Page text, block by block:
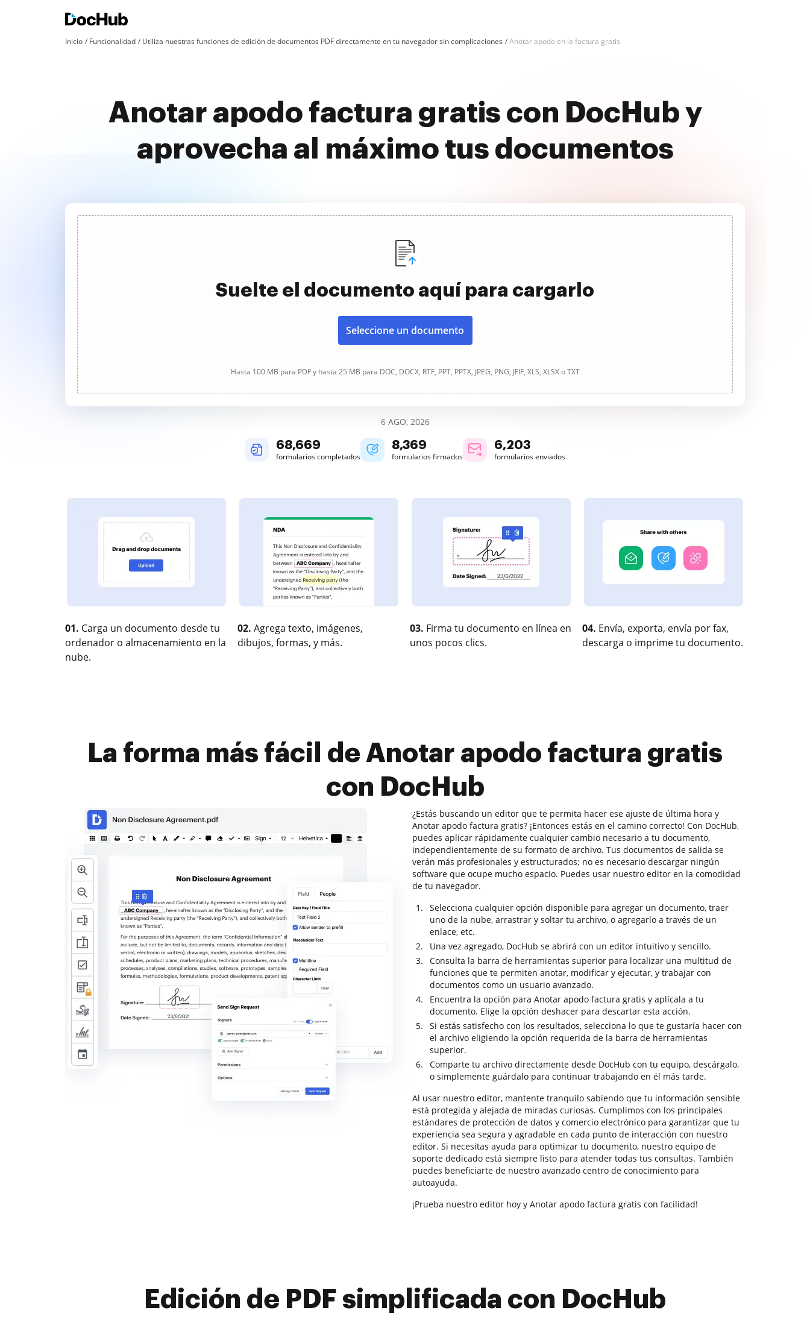
Inicio Funcionalidad Utiliza nuestras funciones de edición de documentos PDF directamente en tu navegador sin complicaciones Anotar apodo en la factura gratis
Anotar apodo factura gratis con DocHub y
aprovecha al máximo tus documentos
Suelte el documento aquí para cargarlo
Seleccione un documento
Hasta 100 MB para PDF y hasta 25 MB para DOC, DOCX, RTF, PPT, PPTX, JPEG, PNG, JFIF, XLS, XLSX o TXT
6 AGO, 2026
68,670
formularios completados
8,369
formularios firmados
6,203
formularios enviados
01. Carga un documento desde tu
ordenador o almacenamiento en la
nube.
02. Agrega texto, imágenes,
dibujos, formas, y más.
03. Firma tu documento en línea en
unos pocos clics.
04. Envía, exporta, envía por fax,
descarga o imprime tu documento.
La forma más fácil de Anotar apodo factura gratis
con DocHub
¿Estás buscando un editor que te permita hacer ese ajuste de última hora y
Anotar apodo factura gratis? ¡Entonces estás en el camino correcto! Con DocHub,
puedes aplicar rápidamente cualquier cambio necesario a tu documento,
independientemente de su formato de archivo. Tus documentos de salida se
verán más profesionales y estructurados; no es necesario descargar ningún
software que ocupe mucho espacio. Puedes usar nuestro editor en la comodidad
de tu navegador.
Selecciona cualquier opción disponible para agregar un documento, traer
uno de la nube, arrastrar y soltar tu archivo, o agregarlo a través de un
enlace, etc.
Una vez agregado, DocHub se abrirá con un editor intuitivo y sencillo.
Consulta la barra de herramientas superior para localizar una multitud de
funciones que te permiten anotar, modificar y ejecutar, y trabajar con
documentos como un usuario avanzado.
Encuentra la opción para Anotar apodo factura gratis y aplícala a tu
documento. Elige la opción deshacer para descartar esta acción.
Si estás satisfecho con los resultados, selecciona lo que te gustaría hacer con
el archivo eligiendo la opción requerida de la barra de herramientas
superior.
Comparte tu archivo directamente desde DocHub con tu equipo, descárgalo,
o simplemente guárdalo para continuar trabajando en él más tarde.
Al usar nuestro editor, mantente tranquilo sabiendo que tu información sensible
está protegida y alejada de miradas curiosas. Cumplimos con los principales
estándares de protección de datos y comercio electrónico para garantizar que tu
experiencia sea segura y agradable en cada punto de interacción con nuestro
editor. Si necesitas ayuda para optimizar tu documento, nuestro equipo de
soporte dedicado está siempre listo para atender todas tus consultas. También
puedes beneficiarte de nuestro avanzado centro de conocimiento para
autoayuda.
¡Prueba nuestro editor hoy y Anotar apodo factura gratis con facilidad!
Edición de PDF simplificada con DocHub